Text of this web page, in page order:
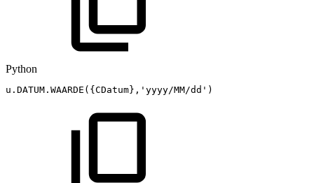
Python
u . DATUM . WAARDE ( {CDatum} , 'yyyy/MM/dd' )